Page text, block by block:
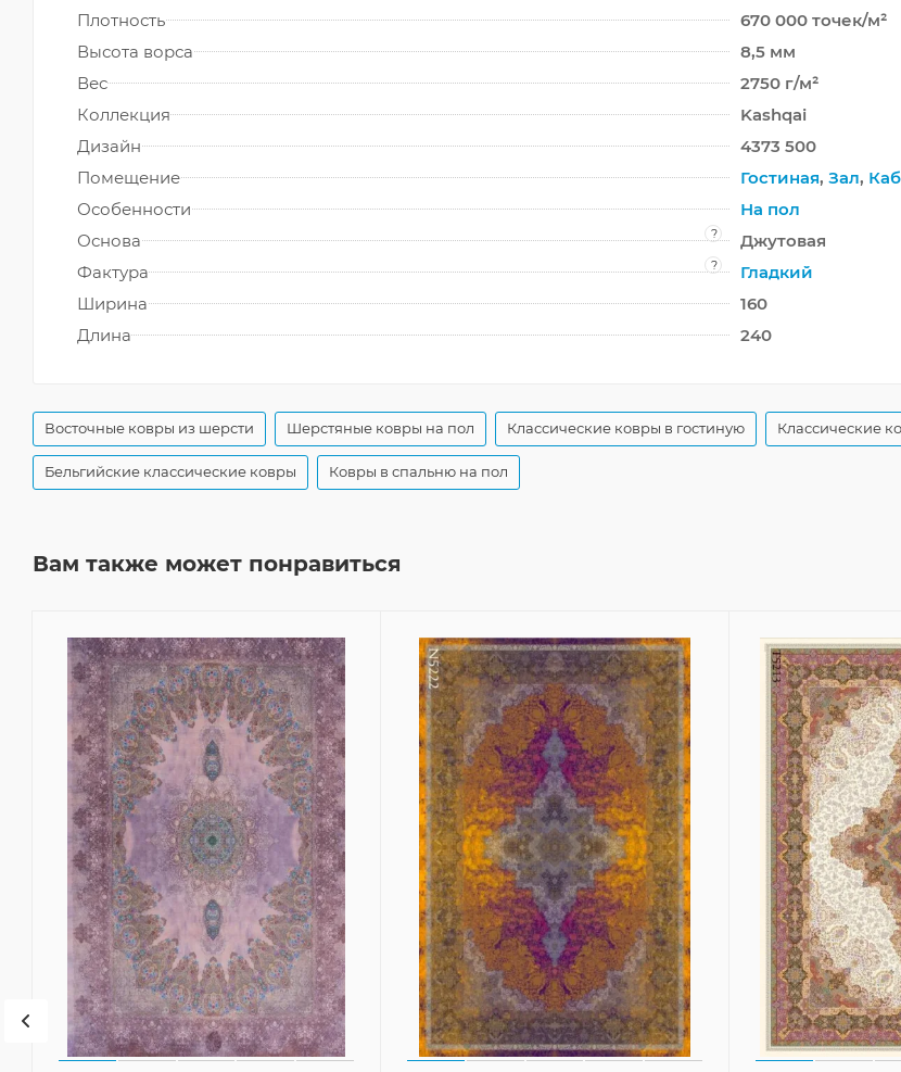
Плотность
670 000 точек/м²
Высота ворса
8,5 мм
Вес
2750 г/м²
Коллекция
Kashqai
Дизайн
4373 500
Помещение
Гостиная, Зал,
Особенности
На пол
Основа
?
Джутовая
Фактура
?
Гладкий
Ширина
160
Длина
240
Восточные ковры из шерсти Шерстяные ковры на пол Классические ковры в гостиную Классические
Бельгийские классические ковры Ковры в спальню на пол
Вам также может понравиться